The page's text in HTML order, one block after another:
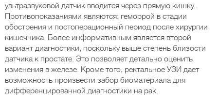
ультразвуковой датчик вводится через прямую кишку.
Противопоказаниями являются: геморрой в стадии
обострения и постоперационный период после хирургии
кишечника. Более информативным является второй
вариант диагностики, поскольку выше степень близости
датчика к простате. Это позволяет детально оценить
изменения в железе. Кроме того, ректальное УЗИ дает
возможность произвести забор биоматериала для
дифференцированной диагностики на рак.